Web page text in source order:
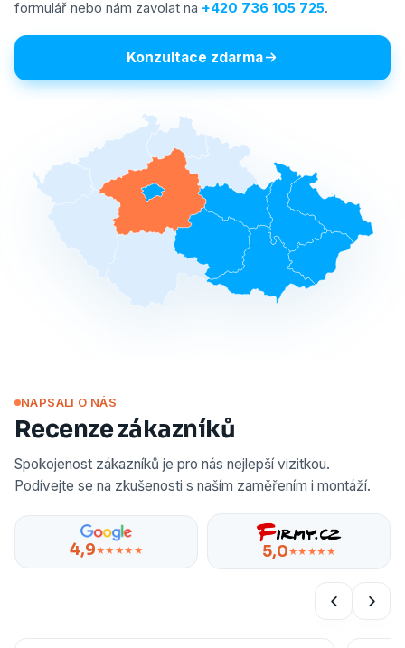
formulář nebo nám zavolat na +420 736 105 725.
Konzultace zdarma
NAPSALI O NÁS
Recenze zákazníků
Spokojenost zákazníků je pro nás nejlepší vizitkou.
Podívejte se na zkušenosti s naším zaměřením i montáží.
4,9★★★★★ 5,0★★★★★